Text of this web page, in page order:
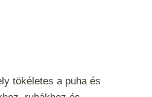
tökéletes a puha és